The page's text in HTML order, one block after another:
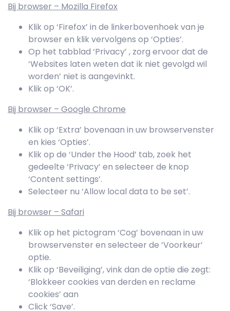
Bij browser – Mozilla Firefox
Klik op ‘Firefox’ in de linkerbovenhoek van je
browser en klik vervolgens op ‘Opties’.
Op het tabblad ‘Privacy’ , zorg ervoor dat de
‘Websites laten weten dat ik niet gevolgd wil
worden’ niet is aangevinkt.
Klik op ‘OK’.
Bij browser – Google Chrome
Klik op ‘Extra’ bovenaan in uw browservenster
en kies ‘Opties’.
Klik op de ‘Under the Hood’ tab, zoek het
gedeelte ‘Privacy’ en selecteer de knop
‘Content settings’.
Selecteer nu ‘Allow local data to be set’.
Bij browser – Safari
Klik op het pictogram ‘Cog’ bovenaan in uw
browservenster en selecteer de ‘Voorkeur’
optie.
Klik op ‘Beveiliging’, vink dan de optie die zegt:
‘Blokkeer cookies van derden en reclame
cookies’ aan
Click ‘Save’.